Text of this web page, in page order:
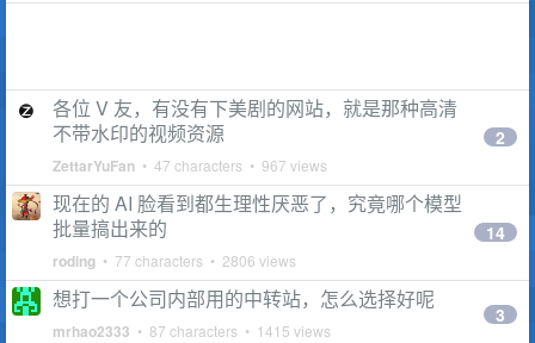
各位 V 友，有没有下美剧的网站，就是那种高清
不带水印的视频资源
ZettarYuFan • 47 characters • 967 views
2
现在的 AI 脸看到都生理性厌恶了，究竟哪个模型
批量搞出来的
roding • 77 characters • 2806 views
14
想打一个公司内部用的中转站，怎么选择好呢
mrhao2333 • 87 characters • 1415 views
3